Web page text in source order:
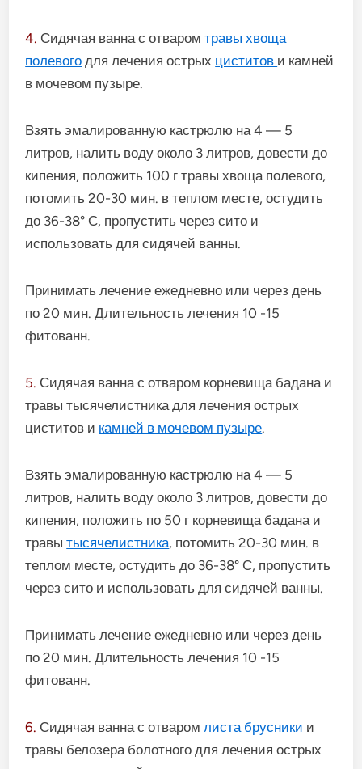
4. Сидячая ванна с отваромтравы хвоща
полевого для лечения острых циститов и камней
в мочевом пузыре.
Взять эмалированную кастрюлю на 4 — 5
литров, налить воду около 3 литров, довести до
кипения, положить 100 г травы хвоща полевого,
потомить 20-30 мин. в теплом месте, остудить
до 36-38° С, пропустить через сито и
использовать для сидячей ванны.
Принимать лечение ежедневно или через день
по 20 мин. Длительность лечения 10 -15
фитованн.
5. Сидячая ванна с отваром корневища бадана и
травы тысячелист­ника для лечения острых
циститов и камней в мочевом пузыре.
Взять эмалированную кастрюлю на 4 — 5
литров, налить воду около 3 литров, довести до
кипения, положить по 50 г корневища бадана и
травытысячелист­ника, потомить 20-30 мин. в
теплом месте, остудить до 36-38° С, пропустить
через сито и использовать для сидячей ванны.
Принимать лечение ежедневно или через день
по 20 мин. Длительность лечения 10 -15
фитованн.
6. Сидячая ванна с отваромлиста брусники и
травы белозера болот­ного для лечения острых